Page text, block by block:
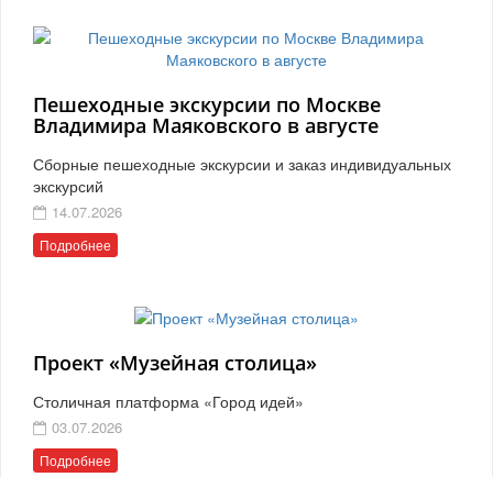
Пешеходные экскурсии по Москве
Владимира Маяковского в августе
Сборные пешеходные экскурсии и заказ индивидуальных
экскурсий
14.07.2026
Подробнее
Проект «Музейная столица»
Столичная платформа «Город идей»
03.07.2026
Подробнее